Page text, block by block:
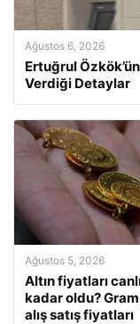
Ağustos 6, 2026
Ertuğrul
Verdiği Detaylar
Ağustos 5, 2026
Altın fiyatları
kadar oldu?
alış satış fiyatları